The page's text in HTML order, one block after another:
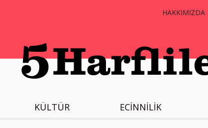
HAKKIMIZDA
KÜLTÜR ECİNNİLİK